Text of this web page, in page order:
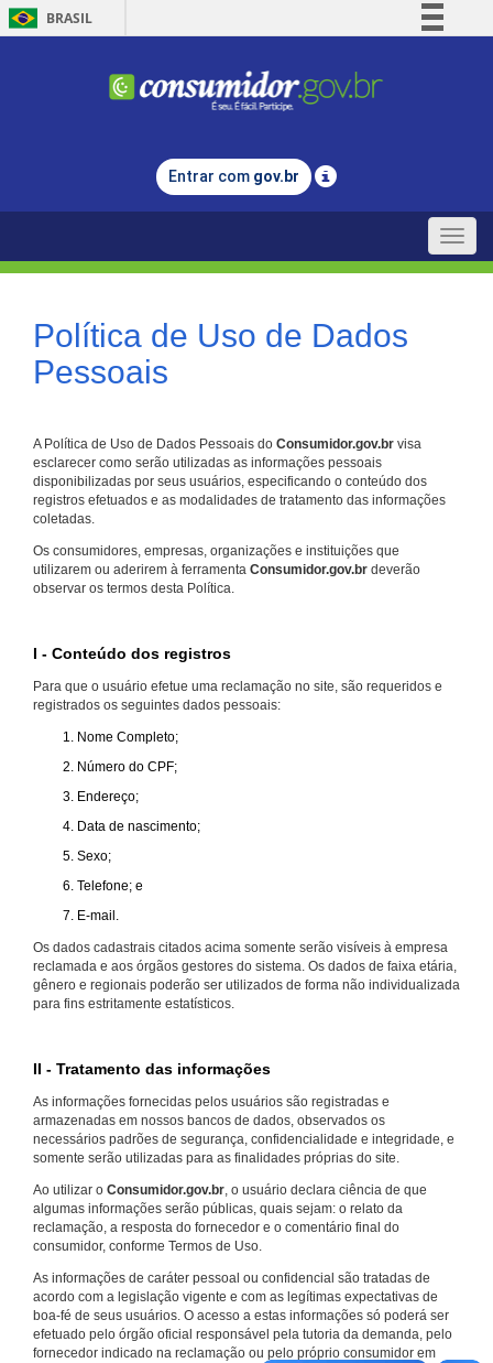
BRASIL
Comunica BR
Legislação
Entrar com gov.br
Toggle
Política de Uso de Dados
Pessoais
A Política de Uso de Dados Pessoais do Consumidor.gov.br visa
esclarecer como serão utilizadas as informações pessoais
disponibilizadas por seus usuários, especificando o conteúdo dos
registros efetuados e as modalidades de tratamento das informações
coletadas.
Os consumidores, empresas, organizações e instituições que
utilizarem ou aderirem à ferramenta Consumidor.gov.br deverão
observar os termos desta Política.
I - Conteúdo dos registros
Para que o usuário efetue uma reclamação no site, são requeridos e
registrados os seguintes dados pessoais:
Nome Completo;
Número do CPF;
Endereço;
Data de nascimento;
Sexo;
Telefone; e
E-mail.
Os dados cadastrais citados acima somente serão visíveis à empresa
reclamada e aos órgãos gestores do sistema. Os dados de faixa etária,
gênero e regionais poderão ser utilizados de forma não individualizada
para fins estritamente estatísticos.
II - Tratamento das informações
As informações fornecidas pelos usuários são registradas e
armazenadas em nossos bancos de dados, observados os
necessários padrões de segurança, confidencialidade e integridade, e
somente serão utilizadas para as finalidades próprias do site.
Ao utilizar o Consumidor.gov.br, o usuário declara ciência de que
algumas informações serão públicas, quais sejam: o relato da
reclamação, a resposta do fornecedor e o comentário final do
consumidor, conforme Termos de Uso.
As informações de caráter pessoal ou confidencial são tratadas de
acordo com a legislação vigente e com as legítimas expectativas de
boa-fé de seus usuários. O acesso a estas informações só poderá ser
efetuado pelo órgão oficial responsável pela tutoria da demanda, pelo
fornecedor indicado na reclamação ou pelo próprio consumidor em